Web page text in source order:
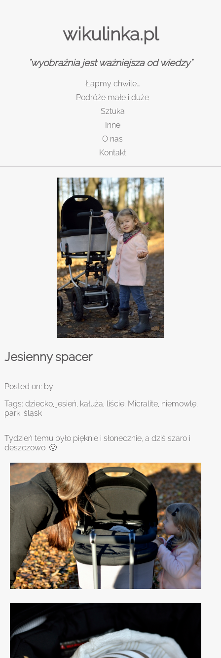
wikulinka.pl
"wyobraźnia jest ważniejsza od wiedzy"
Łapmy chwile…
Podróże małe i duże
Sztuka
Inne
O nas
Kontakt
Jesienny spacer
Posted on: by .
Tags: dziecko, jesień, kałuża, liście, Micralite, niemowlę,
park, śląsk
Tydzień temu było pięknie i słonecznie, a dziś szaro i
deszczowo. 🙁